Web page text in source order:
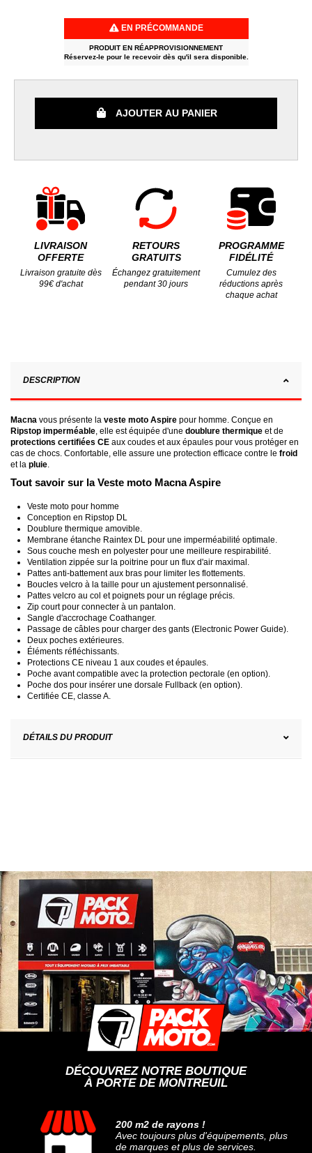
EN PRÉCOMMANDE
PRODUIT EN RÉAPPROVISIONNEMENT
Réservez-le pour le recevoir dès qu'il sera disponible.
AJOUTER AU PANIER
LIVRAISON
OFFERTE
Livraison gratuite dès
99€ d'achat
RETOURS
GRATUITS
Échangez gratuitement
pendant 30 jours
PROGRAMME
FIDÉLITÉ
Cumulez des
réductions après
chaque achat
DESCRIPTION
Macna vous présente la veste moto Aspire pour homme. Conçue en
Ripstop imperméable , elle est équipée d'une doublure thermique et de
protections certifiées CE aux coudes et aux épaules pour vous protéger en
cas de chocs. Confortable, elle assure une protection efficace contre le froid
et la pluie
Tout savoir sur la Veste moto Macna Aspire
Veste moto pour homme
Conception en Ripstop DL
Doublure thermique amovible.
Membrane étanche Raintex DL pour une imperméabilité optimale.
Sous couche mesh en polyester pour une meilleure respirabilité.
Ventilation zippée sur la poitrine pour un flux d'air maximal.
Pattes anti-battement aux bras pour limiter les flottements.
Boucles velcro à la taille pour un ajustement personnalisé.
Pattes velcro au col et poignets pour un réglage précis.
Zip court pour connecter à un pantalon.
Sangle d'accrochage Coathanger.
Passage de câbles pour charger des gants (Electronic Power Guide).
Deux poches extérieures.
Éléments réfléchissants.
Protections CE niveau 1 aux coudes et épaules.
Poche avant compatible avec la protection pectorale (en option).
Poche dos pour insérer une dorsale Fullback (en option).
Certifiée CE, classe A.
DÉTAILS DU PRODUIT
DÉCOUVREZ NOTRE BOUTIQUE
À PORTE DE MONTREUIL
200 m2 de rayons !
Avec toujours plus d'équipements, plus
de marques et plus de services.